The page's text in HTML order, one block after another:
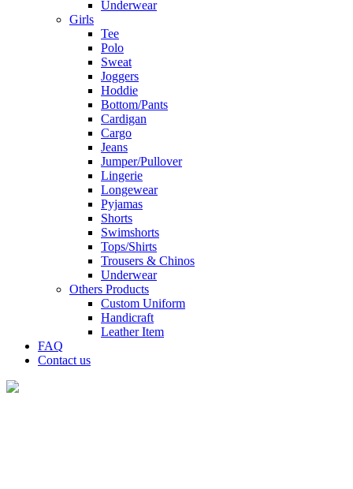
Underwear
Girls
Tee
Polo
Sweat
Joggers
Hoddie
Bottom/Pants
Cardigan
Cargo
Jeans
Jumper/Pullover
Lingerie
Longewear
Pyjamas
Shorts
Swimshorts
Tops/Shirts
Trousers & Chinos
Underwear
Others Products
Custom Uniform
Handicraft
Leather Item
FAQ
Contact us